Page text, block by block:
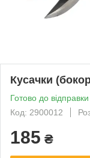
Кусачки
Готово до відправки
Код: 2900012
185 ₴